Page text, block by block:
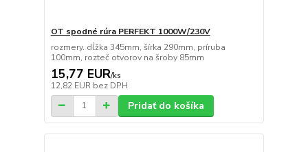
OT spodné rúra PERFEKT 1000W/230V
rozmery. dĺžka 345mm, šírka 290mm, príruba
100mm, rozteč otvorov na šroby 85mm
15,77 EUR/ks
12,82 EUR bez DPH
Pridať do košíka